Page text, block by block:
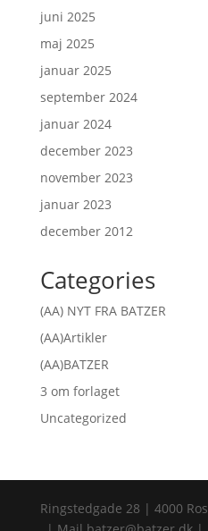
juni 2025
maj 2025
januar 2025
september 2024
januar 2024
december 2023
november 2023
januar 2023
december 2012
Categories
(AA) NYT FRA BATZER
(AA)Artikler
(AA)BATZER
3 om forlaget
Uncategorized
Ringstedgade 28 | 4000